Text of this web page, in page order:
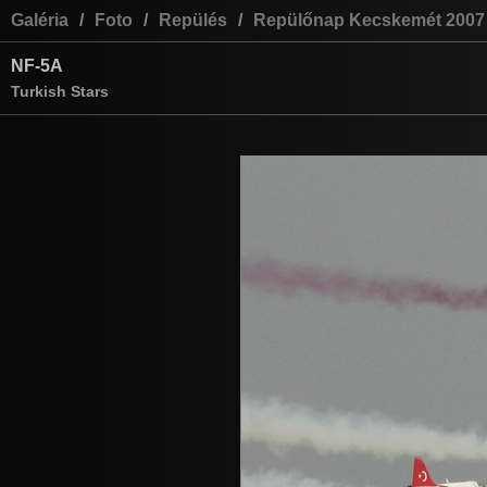
Galéria / Foto / Repülés / Repülőnap Kecskemét 2007
NF-5A
Turkish Stars